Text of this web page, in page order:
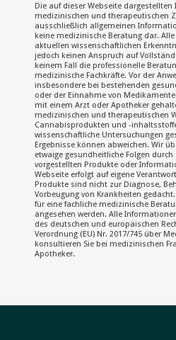
Die auf dieser Webseite
medizinischen und therapeutischen
ausschließlich allgemeinen
keine medizinische Beratung dar.
aktuellen wissenschaftlichen
jedoch keinen Anspruch auf
keinem Fall die professionelle
medizinische Fachkräfte. Vor der
insbesondere bei bestehenden
oder der Einnahme von
mit einem Arzt oder Apotheker
medizinischen und therapeutischen
Cannabisprodukten und -
wissenschaftliche Untersuchungen
Ergebnisse können abweichen. Wir
etwaige gesundheitliche Folgen
vorgestellten Produkte oder
Webseite erfolgt auf eigene
Produkte sind nicht zur Diagnose,
Vorbeugung von Krankheiten
für eine fachliche medizinische
angesehen werden. Alle
des deutschen und europäischen
Verordnung (EU) Nr. 2017/745 über
konsultieren Sie bei medizinischen
Apotheker.